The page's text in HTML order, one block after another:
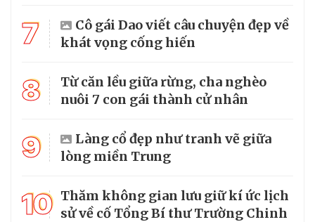
7
Cô gái Dao viết câu chuyện đẹp về
khát vọng cống hiến
8
Từ căn lều giữa rừng, cha nghèo
nuôi 7 con gái thành cử nhân
9
Làng cổ đẹp như tranh vẽ giữa
lòng miền Trung
10 Thăm không gian lưu giữ kí ức lịch
sử về cố Tổng Bí thư Trường Chinh